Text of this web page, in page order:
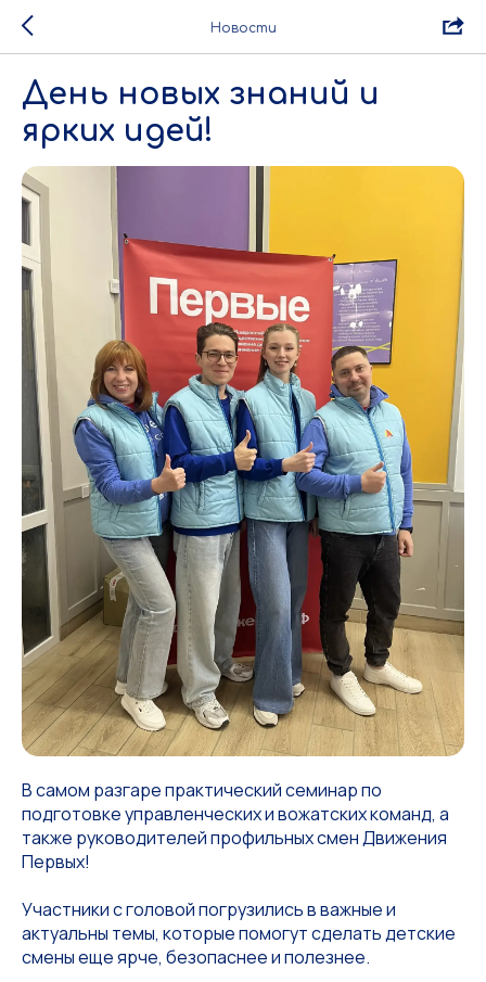
Новости
День новых знаний и
ярких идей!
В самом разгаре практический семинар по
подготовке управленческих и вожатских команд, а
также руководителей профильных смен Движения
Первых!
Участники с головой погрузились в важные и
актуальны темы, которые помогут сделать детские
смены еще ярче, безопаснее и полезнее.